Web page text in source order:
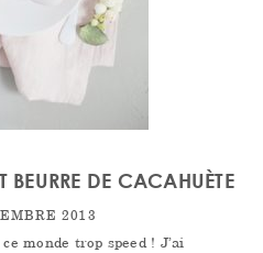
BEURRE DE CACAHUÈTE
2013
monde trop speed ! J’ai